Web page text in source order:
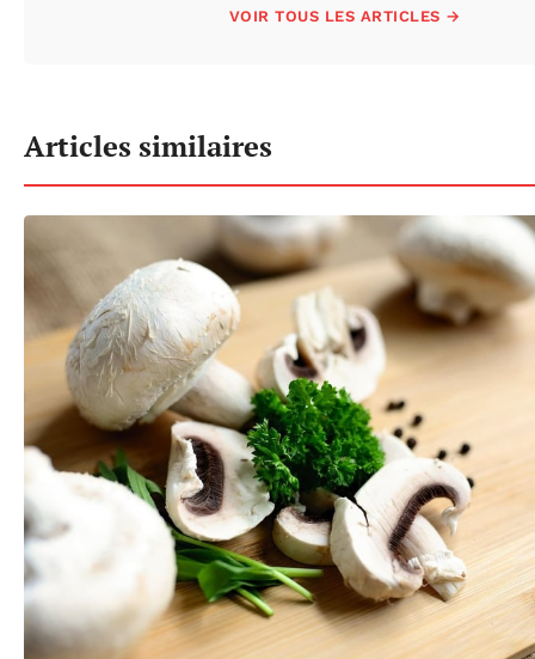
VOIR TOUS LES ARTICLES →
Articles similaires